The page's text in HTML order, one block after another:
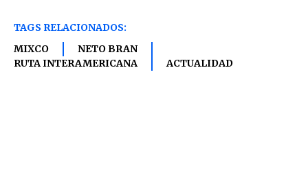
TAGS RELACIONADOS:
MIXCO
NETO BRAN
RUTA INTERAMERICANA
ACTUALIDAD